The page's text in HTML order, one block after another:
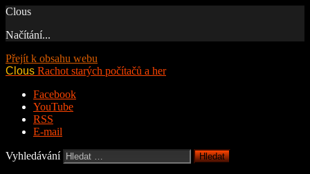
Clous
Načítání...
Přejít k obsahu webu
Clous Rachot starých počítačů a her
Facebook
YouTube
RSS
E-mail
Vyhledávání